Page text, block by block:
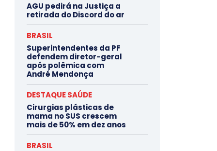
AGU pedirá na Justiça a
retirada do Discord do ar
BRASIL
Superintendentes da PF
defendem diretor-geral
após polêmica com
André Mendonça
DESTAQUE SAÚDE
Cirurgias plásticas de
mama no SUS crescem
mais de 50% em dez anos
BRASIL